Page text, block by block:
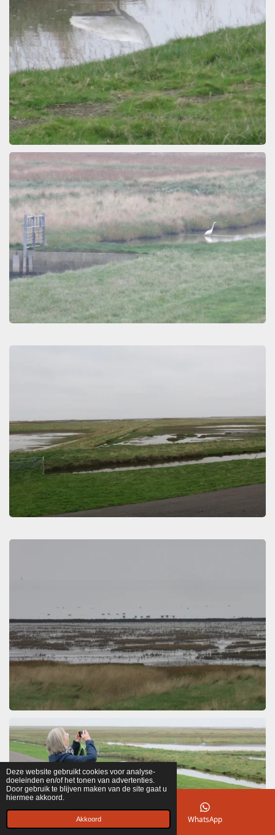
Deze website gebruikt cookies voor analyse-
doeleinden en/of het tonen van advertenties.
Door gebruik te blijven maken van de site gaat u
hiermee akkoord.
Akkoord
E-mailadres WhatsApp